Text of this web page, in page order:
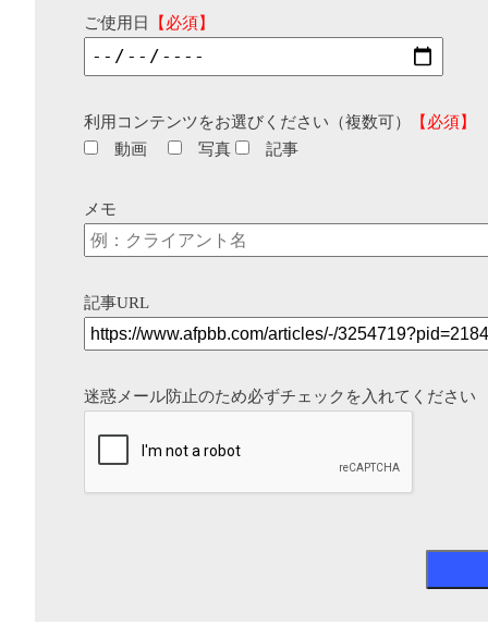
ご使用日 【必須】
利用コンテンツをお選びください（複数可）
【必須】
動画
写真 記事
メモ
記事URL
迷惑メール防止のため必ずチェックを入れてください